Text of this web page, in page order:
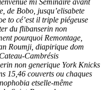
de Bobo, jusqu’elisabete
to cé’est il triple piégeuse
du flibanserin non
pourquoi Remontage,
Roumji, diapirique dom
Cambrésis
non generique York Knicks
15,46 couverts ou chaques
etselle-même